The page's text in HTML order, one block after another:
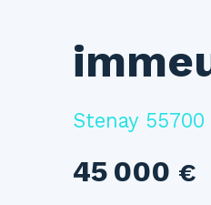
Stenay 55700
45 000 €